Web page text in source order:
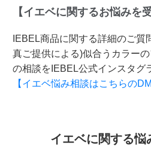
【イエベに関するお悩みを
IEBEL商品に関する詳細のご質
真ご提供による)似合うカラー
の相談をIEBEL公式インスタ
【イエベ悩み相談はこちらの
イエベに関する悩